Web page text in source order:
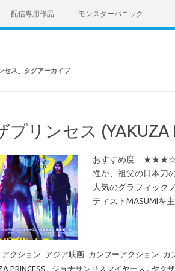
配信専用作品 モンスターパニック
セス 」タグアーカイブ
プリンセス (YAKUZA
おすすめ度
性が、祖父の日本刀
人気のグラフィック
ティストMASUMIを
アクション アジア映画 カンフーアクション カ
PRINCESS , ジョナサンリスマイヤース , ヤク